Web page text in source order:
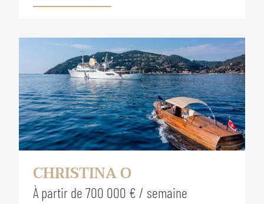
CHRISTINA O
À partir de 700 000 € / semaine